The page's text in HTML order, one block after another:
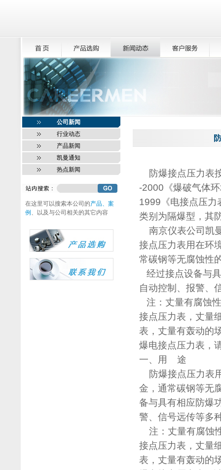
防爆接点压力表
-2000《爆破气体
1999《电接点压力
类别为隔爆型，其
南京仪表公司凯
接点压力表用在环
常碳钢等无腐蚀性
经过接点设备与
自动控制、报警、
注：丈量有腐蚀
接点压力表，丈量
表，丈量有轰动的
爆电接点压力表，
一、用 途
防爆接点压力表
金，通常碳钢等无
备与具有相应防爆
警、信号远传等多
注：丈量有腐蚀
接点压力表，丈量
表，丈量有轰动的
公司新闻
行业动态
产品新闻
凯曼通知
热点新闻
在这里可以搜索本公司的产品、案
例 、以及与公司相关的其它内容